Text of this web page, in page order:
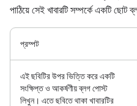
পাঠিয়ে সেই খাবারটি সম্পর্কে একটি ছোট
প্রম্পট
এই ছবিটির উপর ভিত্তি করে একটি
সংক্ষিপ্ত ও আকর্ষণীয় ব্লগ পোস্ট
লিখুন। এতে ছবিতে থাকা খাবারটির